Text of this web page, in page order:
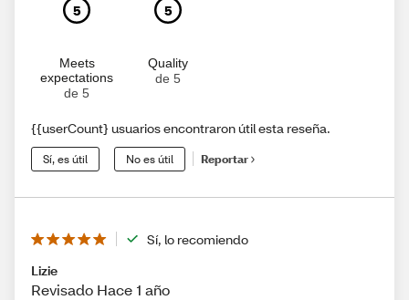
5
Meets
expectations
de 5
5
Quality
de 5
{{userCount} usuarios encontraron útil esta reseña.
Sí, es útil No es útil Reportar
Sí, lo recomiendo
Lizie
Revisado Hace 1 año